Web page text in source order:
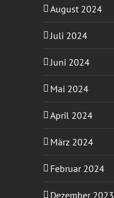
August 2024
Juli 2024
Juni 2024
Mai 2024
April 2024
März 2024
Februar 2024
Dezember 2023